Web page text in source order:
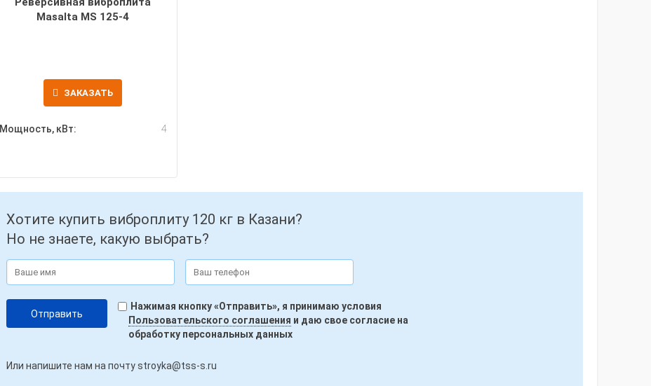
Masalta MS 125-4
ЗАКАЗАТЬ
Мощность, кВт: 4
Хотите купить виброплиту 120 кг в Казани?
Но не знаете, какую выбрать?
Нажимая кнопку «Отправить», я принимаю условия
Пользовательского соглашения и даю свое согласие на
обработку персональных данных
Или напишите нам на почтуstroyka@tss-s.ru